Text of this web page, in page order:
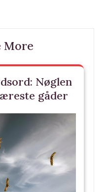
More
Nøglen
gåder